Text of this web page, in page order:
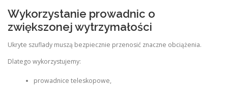
Wykorzystanie prowadnic o
zwiększonej wytrzymałości
Ukryte szuflady muszą bezpiecznie przenosić znaczne obciążenia.
Dlatego wykorzystujemy:
prowadnice teleskopowe,